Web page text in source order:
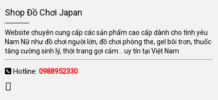
Shop Đồ Chơi Japan
Website chuyên cung cấp các sản phẩm cao cấp dành cho tình yêu
Nam Nữ như đồ chơi người lớn, đồ chơi phòng the, gel bôi trơn, thuốc
tăng cường sinh lý, thời trang gợi cảm... uy tín tại Việt Nam
Hotline: 0988952330